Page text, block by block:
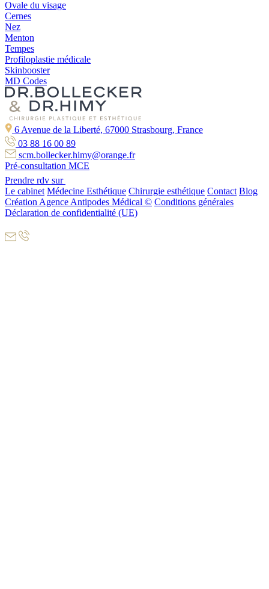
Ovale du visage
Cernes
Nez
Menton
Tempes
Profiloplastie médicale
Skinbooster
MD Codes
6 Avenue de la Liberté, 67000 Strasbourg, France
03 88 16 00 89
scm.bollecker.himy@orange.fr
Pré-consultation MCE
Prendre rdv sur
Le cabinet Médecine Esthétique Chirurgie esthétique Contact Blog
Création Agence Antipodes Médical © Conditions générales
Déclaration de confidentialité (UE)